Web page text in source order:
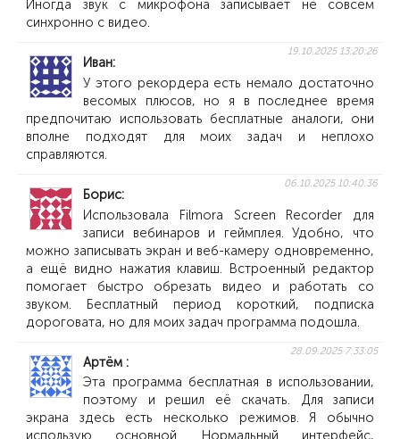
Иногда звук с микрофона записывает не совсем
синхронно с видео.
Иван
19.10.2025 13:20:26
У этого рекордера есть немало достаточно
весомых плюсов, но я в последнее время
предпочитаю использовать бесплатные аналоги, они
вполне подходят для моих задач и неплохо
справляются.
Борис
06.10.2025 10:40:36
Использовала Filmora Screen Recorder для
записи вебинаров и геймплея. Удобно, что
можно записывать экран и веб-камеру одновременно,
а ещё видно нажатия клавиш. Встроенный редактор
помогает быстро обрезать видео и работать со
звуком. Бесплатный период короткий, подписка
дороговата, но для моих задач программа подошла.
Артём
28.09.2025 7:33:05
Эта программа бесплатная в использовании,
поэтому и решил её скачать. Для записи
экрана здесь есть несколько режимов. Я обычно
использую основной. Нормальный интерфейс,